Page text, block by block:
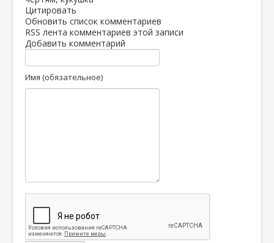
Цитировать
Обновить список комментариев
RSS лента комментариев этой записи
Добавить комментарий
Имя (обязательное)